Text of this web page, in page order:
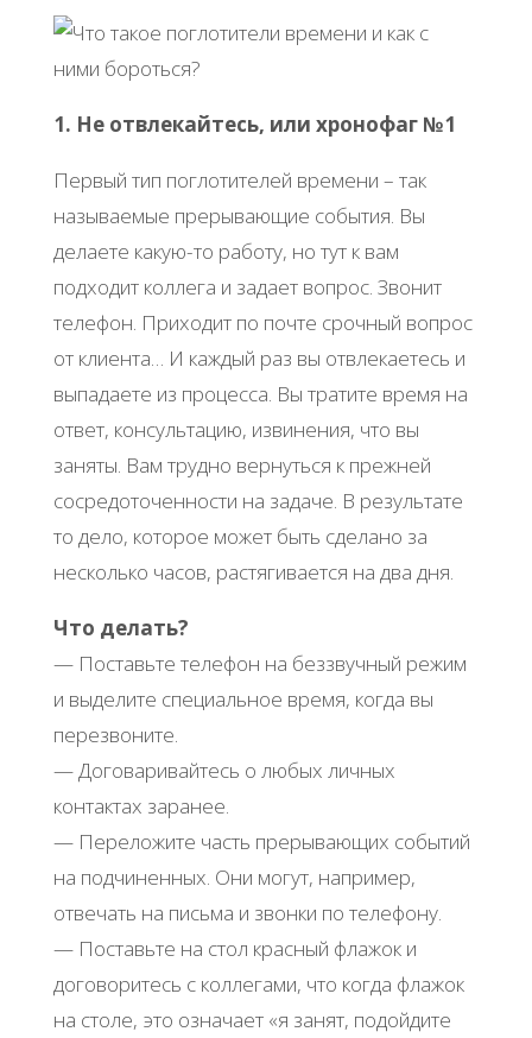
1. Не отвлекайтесь, или хронофаг №1
Первый тип поглотителей времени – так
называемые прерывающие события. Вы
делаете какую-то работу, но тут к вам
подходит коллега и задает вопрос. Звонит
телефон. Приходит по почте срочный вопрос
от клиента… И каждый раз вы отвлекаетесь и
выпадаете из процесса. Вы тратите время на
ответ, консультацию, извинения, что вы
заняты. Вам трудно вернуться к прежней
сосредоточенности на задаче. В результате
то дело, которое может быть сделано за
несколько часов, растягивается на два дня.
Что делать?
— Поставьте телефон на беззвучный режим
и выделите специальное время, когда вы
перезвоните.
— Договаривайтесь о любых личных
контактах заранее.
— Переложите часть прерывающих событий
на подчиненных. Они могут, например,
отвечать на письма и звонки по телефону.
— Поставьте на стол красный флажок и
договоритесь с коллегами, что когда флажок
на столе, это означает «я занят, подойдите